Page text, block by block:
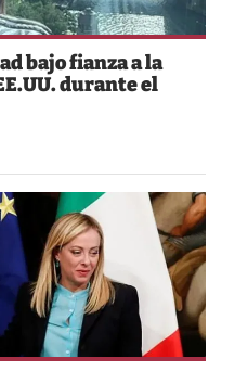
bajo fianza a la
durante el